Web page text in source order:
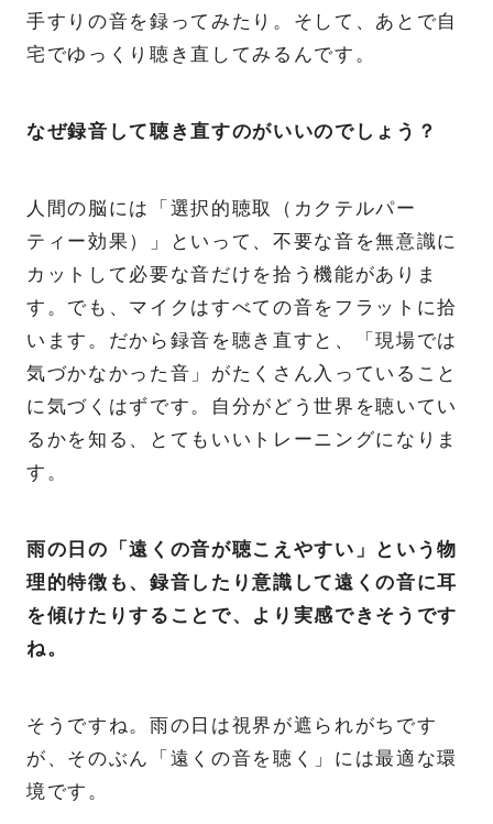
手すりの音を録ってみたり。そして、あとで自
宅でゆっくり聴き直してみるんです。
なぜ録音して聴き直すのがいいのでしょう？
人間の脳には「選択的聴取（カクテルパー
ティー効果）」といって、不要な音を無意識に
カットして必要な音だけを拾う機能がありま
す。でも、マイクはすべての音をフラットに拾
います。だから録音を聴き直すと、「現場では
気づかなかった音」がたくさん入っていること
に気づくはずです。自分がどう世界を聴いてい
るかを知る、とてもいいトレーニングになりま
す。
雨の日の「遠くの音が聴こえやすい」という物
理的特徴も、録音したり意識して遠くの音に耳
を傾けたりすることで、より実感できそうです
ね。
そうですね。雨の日は視界が遮られがちです
が、そのぶん「遠くの音を聴く」には最適な環
境です。